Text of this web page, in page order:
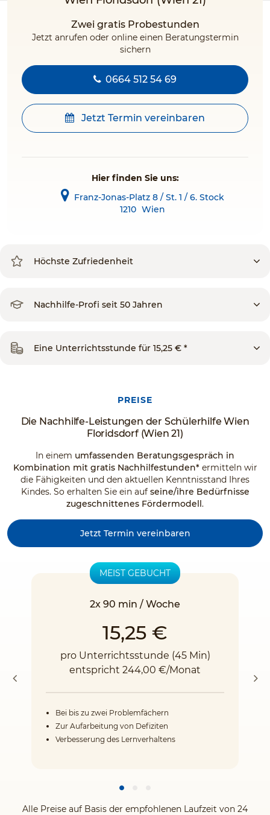
Zwei gratis Probestunden
Jetzt anrufen oder online einen Beratungstermin
sichern
0664 512 54 69
Jetzt Termin vereinbaren
Hier finden Sie uns:
Franz-Jonas-Platz 8 / St. 1 / 6. Stock
1210 Wien
Höchste Zufriedenheit
Nachhilfe-Profi seit 50 Jahren
Eine Unterrichtsstunde für 15,25 € *
PREISE
Die Nachhilfe-Leistungen der Schülerhilfe Wien
Floridsdorf (Wien 21)
In einem umfassenden Beratungsgespräch in
Kombination mit gratis Nachhilfestunden*ermitteln wir
die Fähigkeiten und den aktuellen Kenntnisstand Ihres
Kindes. So erhalten Sie ein auf seine/ihre Bedürfnisse
zugeschnittenes Fördermodell.
Jetzt Termin vereinbaren
MEIST GEBUCHT
2x 90 min / Woche
15,25 €
pro Unterrichtsstunde (45 Min)
entspricht 244,00 €/Monat
Bei bis zu zwei Problemfächern
Zur Aufarbeitung von Defiziten
Verbesserung des Lernverhaltens
Alle Preise auf Basis der empfohlenen Laufzeit von 24